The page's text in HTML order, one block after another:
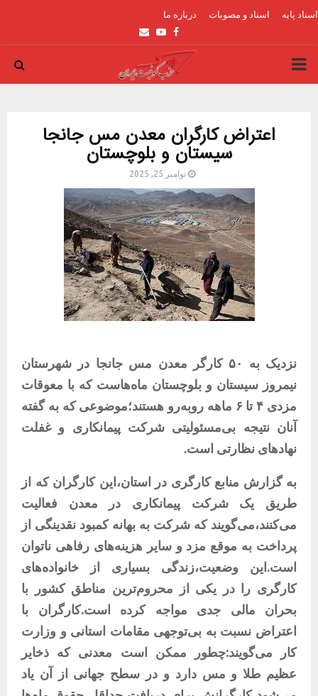
اسناد پایه اسناد و مصوبات درباره ما
Facebook
Youtube
Email
PRIMARY
اعتراض کارگران معدن مس جانجا
سیستان‌ و بلوچستان
نوامبر 25, 2025
نزدیک به ۵۰ کارگر معدن مس جانجا در شهرستان
نیمروز سیستان‌ و بلوچستان ماه‌هاست که با معوقات
مزدی ۴ تا ۶ ماهه روبه‌رو هستند؛موضوعی که به گفته
آنان نتیجه بی‌مسئولیتی شرکت پیمانکاری و غفلت
نهادهای نظارتی است.
به گزارش منابع کارگری در استان،این کارگران که از
طریق یک شرکت پیمانکاری در معدن فعالیت
می‌کنند،می‌گویند که شرکت به بهانه کمبود نقدینگی از
پرداخت به موقع مزد و سایر هزینه‌های رفاهی ناتوان
است.این وضعیت،زندگی بسیاری از خانواده‌های
کارگری را در یکی از محروم‌ترین مناطق کشور با
بحران مالی جدی مواجه کرده است.کارگران با
اعتراض نسبت به بی‌توجهی مقامات استانی و وزارت
کار می‌گویند:چطور ممکن است معدنی که ذخایر
عظیم طلا و مس دارد و در سطح جهانی از آن یاد